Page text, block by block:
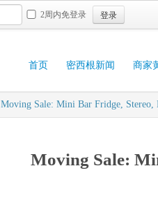
2周内免登录 登录
首页 密西根新闻 商家
Moving Sale: Mini Bar Fridge,
Moving Sale: